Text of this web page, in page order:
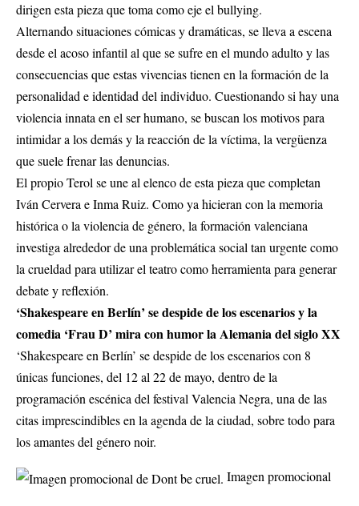
dirigen esta pieza que toma como eje el bullying.
Alternando situaciones cómicas y dramáticas, se lleva a escena
desde el acoso infantil al que se sufre en el mundo adulto y las
consecuencias que estas vivencias tienen en la formación de la
personalidad e identidad del individuo. Cuestionando si hay una
violencia innata en el ser humano, se buscan los motivos para
intimidar a los demás y la reacción de la víctima, la vergüenza
que suele frenar las denuncias.
El propio Terol se une al elenco de esta pieza que completan
Iván Cervera e Inma Ruiz. Como ya hicieran con la memoria
histórica o la violencia de género, la formación valenciana
investiga alrededor de una problemática social tan urgente como
la crueldad para utilizar el teatro como herramienta para generar
debate y reflexión.
‘Shakespeare en Berlín’ se despide de los escenarios y la
comedia ‘Frau D’ mira con humor la Alemania del siglo XX
‘Shakespeare en Berlín’ se despide de los escenarios con 8
únicas funciones, del 12 al 22 de mayo, dentro de la
programación escénica del festival Valencia Negra, una de las
citas imprescindibles en la agenda de la ciudad, sobre todo para
los amantes del género noir.
Imagen promocional